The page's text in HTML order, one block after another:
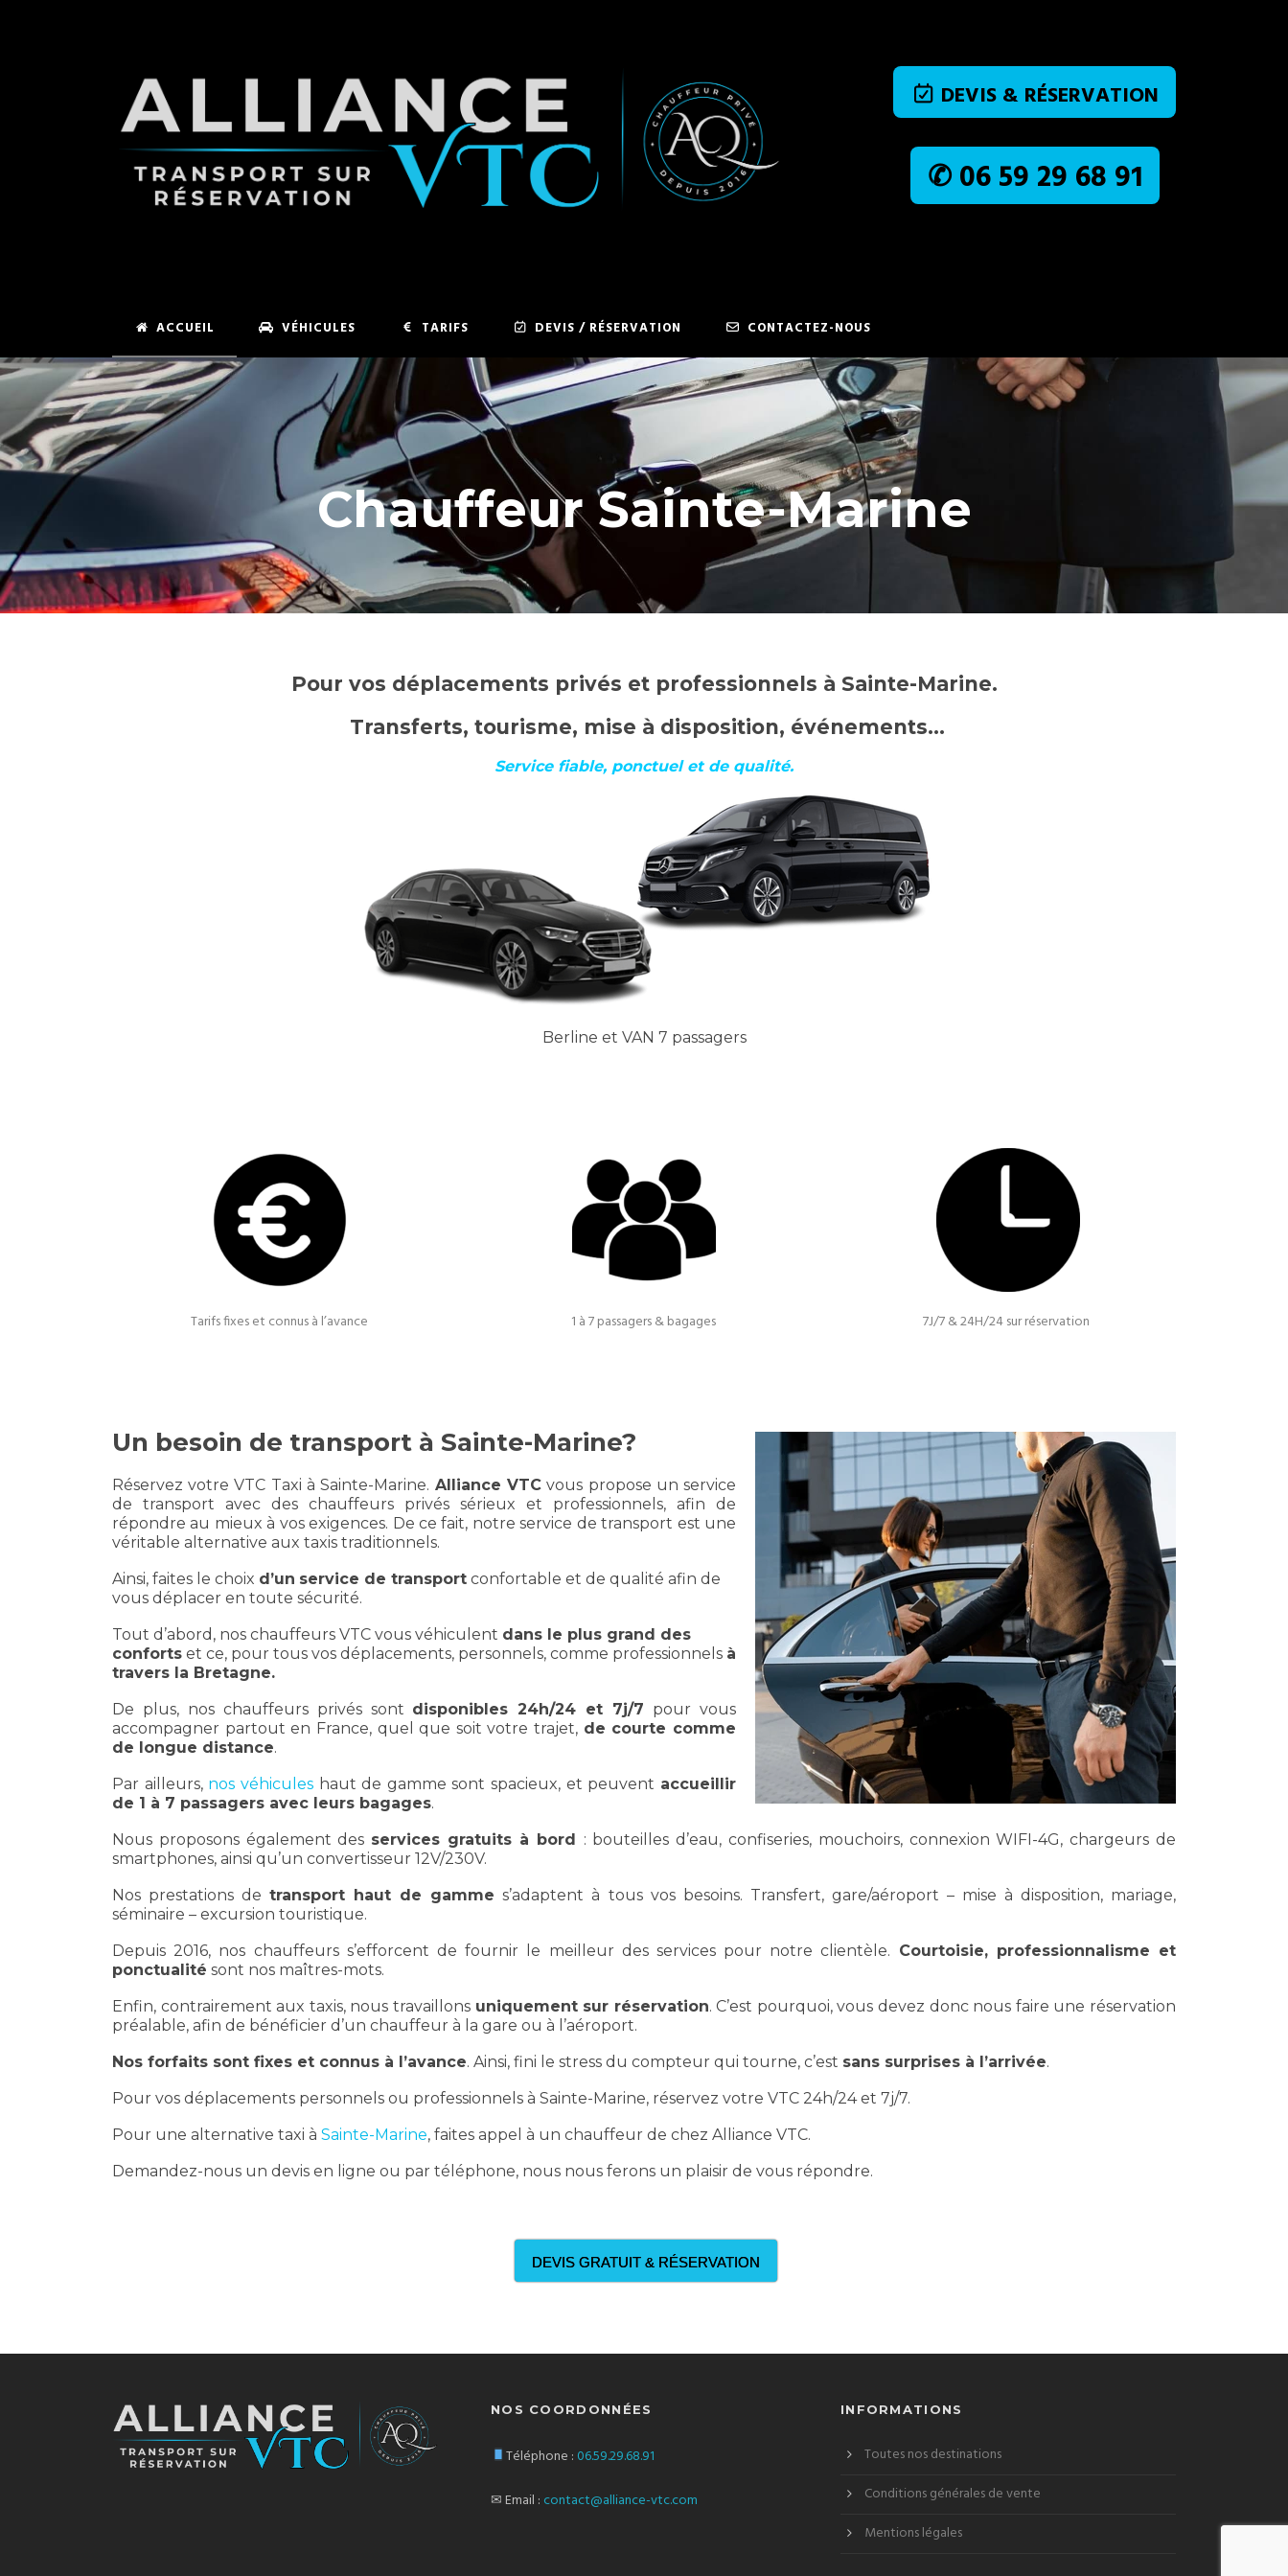
DEVIS & RÉSERVATION
✆ 06 59 29 68 91
ACCUEIL VÉHICULES TARIFS DEVIS / RÉSERVATION CONTACTEZ-NOUS
Chauffeur Sainte-Marine
Pour vos déplacements privés et professionnels à Sainte-Marine.
Transferts, tourisme, mise à disposition, événements…
Service fiable, ponctuel et de qualité.
Berline et VAN 7 passagers
Tarifs fixes et connus à l’avance 1 à 7 passagers & bagages 7J/7 & 24H/24 sur réservation
Un besoin de transport à Sainte-Marine?
Réservez votre VTC Taxi à Sainte-Marine. Alliance VTC vous propose un service
de transport avec des chauffeurs privés sérieux et professionnels, afin de
répondre au mieux à vos exigences. De ce fait, notre service de transport est une
véritable alternative aux taxis traditionnels.
Ainsi, faites le choix d’un service de transport confortable et de qualité afin de
vous déplacer en toute sécurité.
Tout d’abord, nos chauffeurs VTC vous véhiculent dans le plus grand des
conforts et ce, pour tous vos déplacements, personnels, comme professionnels à
travers la Bretagne.
De plus, nos chauffeurs privés sont disponibles 24h/24 et 7j/7 pour vous
accompagner partout en France, quel que soit votre trajet, de courte comme
de longue distance.
Par ailleurs, nos véhiculeshaut de gamme sont spacieux, et peuvent accueillir
de 1 à 7 passagers avec leurs bagages.
Nous proposons également des services gratuits à bord : bouteilles d’eau, confiseries, mouchoirs, connexion WIFI-4G, chargeurs de
smartphones, ainsi qu’un convertisseur 12V/230V.
Nos prestations detransport haut de gamme s’adaptent à tous vos besoins. Transfert, gare/aéroport – mise à disposition, mariage,
séminaire – excursion touristique.
Depuis 2016, nos chauffeurs s’efforcent de fournir le meilleur des services pour notre clientèle. Courtoisie, professionnalisme et
ponctualité sont nos maîtres-mots.
Enfin, contrairement aux taxis, nous travaillons uniquement sur réservation. C’est pourquoi, vous devez donc nous faire une réservation
préalable, afin de bénéficier d’un chauffeur à la gare ou à l’aéroport.
Nos forfaits sont fixes et connus à l’avance. Ainsi, fini le stress du compteur qui tourne, c’est sans surprises à l’arrivée.
Pour vos déplacements personnels ou professionnels à Sainte-Marine, réservez votre VTC 24h/24 et 7j/7.
Pour une alternative taxi à Sainte-Marine, faites appel à un chauffeur de chez Alliance VTC.
Demandez-nous un devis en ligne ou par téléphone, nous nous ferons un plaisir de vous répondre.
DEVIS GRATUIT & RÉSERVATION
NOS COORDONNÉES
Téléphone : 06.59.29.68.91
✉ Email : contact@alliance-vtc.com
INFORMATIONS
Toutes nos destinations
Conditions générales de vente
Mentions légales